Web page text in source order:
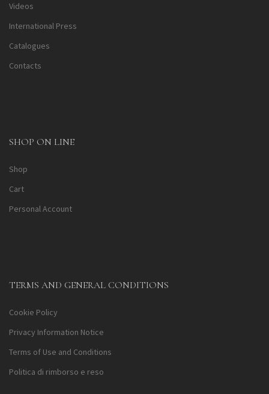
Videos
International Press
Catalogues
Contacts
SHOP ON LINE
Shop
Cart
Personal Account
TERMS AND GENERAL CONDITIONS
Cookie Policy
Privacy Information Notice
Terms of Use and Conditions
Politica di rimborso e reso